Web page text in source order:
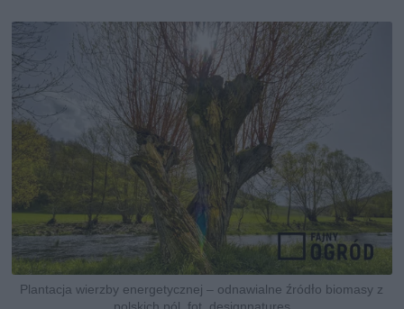
Plantacja wierzby energetycznej – odnawialne źródło biomasy z
polskich pól, fot. designnatures